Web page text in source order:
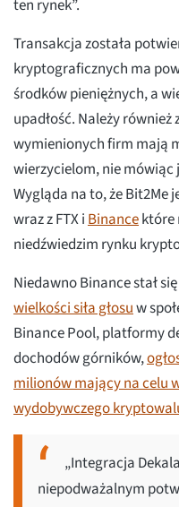
ten rynek”.
Transakcja została
kryptograficznych ma
środków pieniężnych, a
upadłość. Należy
wymienionych firm mają
wierzycielom, nie mówiąc
Wygląda na to, że Bit2Me
wraz z FTX iBinancektóre
niedźwiedzim rynku
Niedawno Binance stał
wielkości siła głosuw
Binance Pool, platformy
dochodów górników,
milionów mający na celu
wydobywczego
„Integracja
niepodważalnym